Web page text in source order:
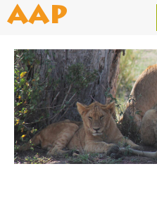
alAAP